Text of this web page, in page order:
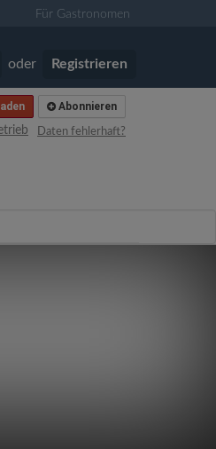
Für Gastronomen
oder Registrieren
Abonnieren
Daten fehlerhaft?